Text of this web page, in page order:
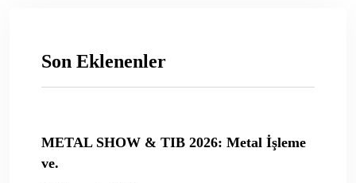
Son Eklenenler
METAL SHOW & TIB 2026: Metal İşleme
ve.